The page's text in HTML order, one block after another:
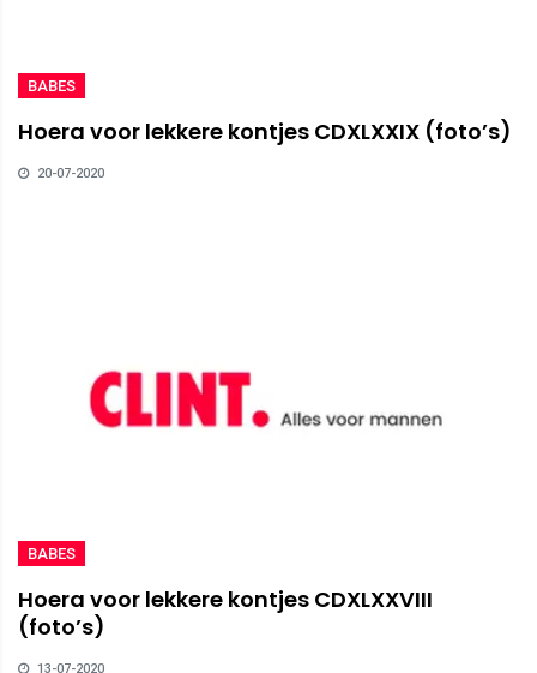
BABES
Hoera voor lekkere kontjes CDXLXXIX (foto’s)
20-07-2020
BABES
Hoera voor lekkere kontjes CDXLXXVIII
(foto’s)
13-07-2020